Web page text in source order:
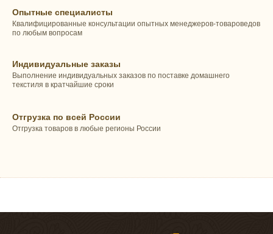
Опытные специалисты
Квалифицированные консультации опытных менеджеров-товароведов
по любым вопросам
Индивидуальные заказы
Выполнение индивидуальных заказов по поставке домашнего
текстиля в кратчайшие сроки
Отгрузка по всей России
Отгрузка товаров в любые регионы России